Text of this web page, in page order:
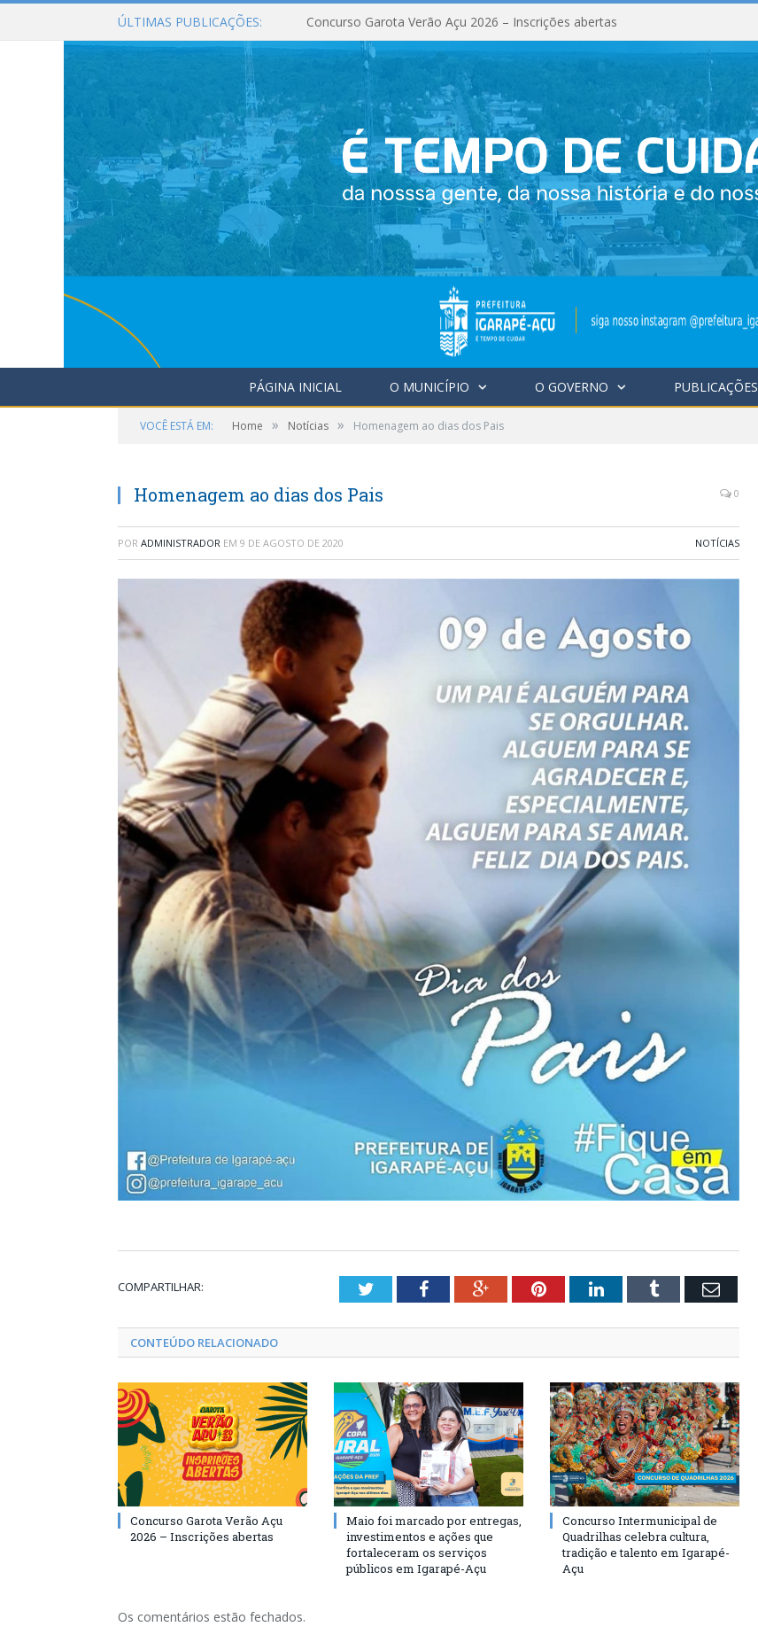
ÚLTIMAS PUBLICAÇÕES: Concurso Garota Verão Açu 2026 – Inscrições abertas
PÁGINA INICIAL O MUNICÍPIO O GOVERNO PUBLICAÇÕES
VOCÊ ESTÁ EM: Home » Notícias » Homenagem ao dias dos Pais
Homenagem ao dias dos Pais 0
POR ADMINISTRADOR EM 9 DE AGOSTO DE 2020 NOTÍCIAS
COMPARTILHAR: TwitterFacebookGoogle+PinterestLinkedInTumblr Email
CONTEÚDO RELACIONADO
Concurso Garota Verão Açu
2026 – Inscrições abertas
Maio foi marcado por entregas,
investimentos e ações que
fortaleceram os serviços
públicos em Igarapé-Açu
Concurso Intermunicipal de
Quadrilhas celebra cultura,
tradição e talento em Igarapé-
Açu
Os comentários estão fechados.